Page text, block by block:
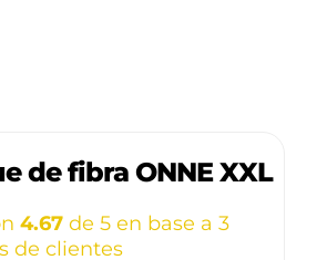
de fibra ONNE XXL
4.67 de 5 en base a 3
de clientes